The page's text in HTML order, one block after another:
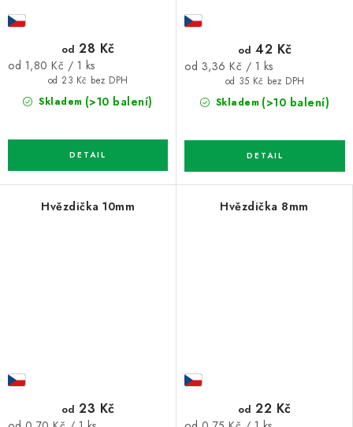
Skladem (>10 balení)
od 23 Kč bez DPH
od 28 Kč
Měrná
od 1,80 Kč / 1 ks
Skladem (>10 balení)
od 35 Kč bez DPH
od 42 Kč
Měrná
od 3,36 Kč / 1 ks
Hvězdička 10mm
od 23 Kč
Hvězdička 8mm
od 22 Kč